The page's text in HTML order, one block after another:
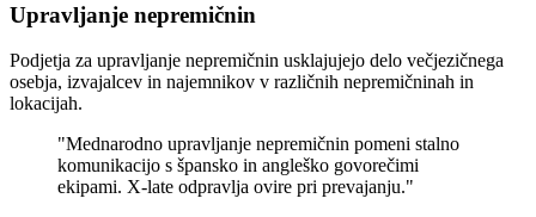
Upravljanje nepremičnin
Podjetja za upravljanje nepremičnin usklajujejo delo večjezičnega
osebja, izvajalcev in najemnikov v različnih nepremičninah in
lokacijah.
"Mednarodno upravljanje nepremičnin pomeni stalno
komunikacijo s špansko in angleško govorečimi
ekipami. X-late odpravlja ovire pri prevajanju."